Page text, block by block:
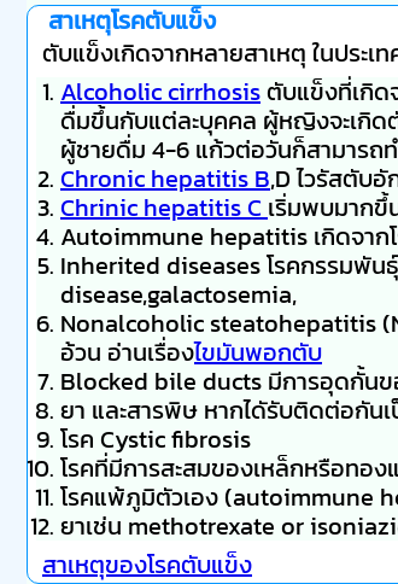
สาเหตุโรคตับแข็ง
ตับแข็งเกิดจากหลายสาเหตุ ในประเ
Alcoholic cirrhosisตับแข็งที่เกิด
ดื่มขึ้นกับแต่ละบุคคล ผู้หญิงจะเกิด
ผู้ชายดื่ม 4-6 แก้วต่อวันก็สามารถท
Chronic hepatitis B,D ไวรัสตับ
Chrinic hepatitis C เริ่มพบมากขึ้
Autoimmune hepatitis เกิดจา
Inherited diseases โรคกรรมพัน
disease,galactosemia,
Nonalcoholic steatohepatitis
อ้วน อ่านเรื่องไขมันพอกตับ
Blocked bile ducts มีการอุดกั้น
ยา และสารพิษ หากไดัรับติดต่อกัน
โรค Cystic fibrosis
โรคที่มีการสะสมของเหล็กหรือทอง
โรคแพ้ภูมิตัวเอง (autoimmune
ยาเช่น methotrexate or
สาเหตุของโรคตับแข็ง